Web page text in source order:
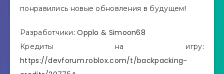
понравились новые обновления в будущем!
Разработчики: Opplo & Simoon68
Кредиты на игру:
https://devforum.roblox.com/t/backpacking-